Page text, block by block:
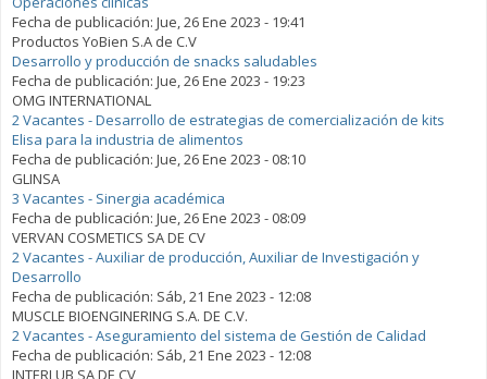
Fecha de publicación: Jue, 26 Ene 2023 - 19:41
Productos YoBien S.A de C.V
Desarrollo y producción de snacks saludables
Fecha de publicación: Jue, 26 Ene 2023 - 19:23
OMG INTERNATIONAL
2 Vacantes - Desarrollo de estrategias de comercialización de kits
Elisa para la industria de alimentos
Fecha de publicación: Jue, 26 Ene 2023 - 08:10
GLINSA
3 Vacantes - Sinergia académica
Fecha de publicación: Jue, 26 Ene 2023 - 08:09
VERVAN COSMETICS SA DE CV
2 Vacantes - Auxiliar de producción, Auxiliar de Investigación y
Desarrollo
Fecha de publicación: Sáb, 21 Ene 2023 - 12:08
MUSCLE BIOENGINERING S.A. DE C.V.
2 Vacantes - Aseguramiento del sistema de Gestión de Calidad
Fecha de publicación: Sáb, 21 Ene 2023 - 12:08
INTERLUB SA DE CV